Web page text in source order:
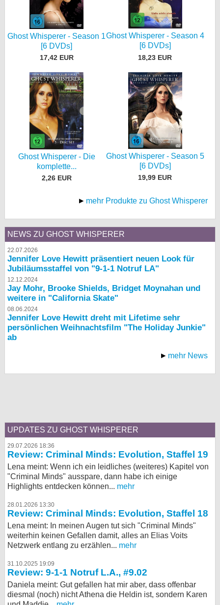
Ghost Whisperer - Season 1
[6 DVDs]
17,42 EUR
Ghost Whisperer - Season 4
[6 DVDs]
18,23 EUR
Ghost Whisperer - Die
komplette...
2,26 EUR
Ghost Whisperer - Season 5
[6 DVDs]
19,99 EUR
mehr Produkte zu Ghost Whisperer
NEWS ZU GHOST WHISPERER
22.07.2026
Jennifer Love Hewitt präsentiert neuen Look für
Jubiläumsstaffel von "9-1-1 Notruf LA"
12.12.2024
Jay Mohr, Brooke Shields, Bridget Moynahan und
weitere in "California Skate"
08.06.2024
Jennifer Love Hewitt dreht mit Lifetime sehr
persönlichen Weihnachtsfilm "The Holiday Junkie"
ab
mehr News
UPDATES ZU GHOST WHISPERER
29.07.2026 18:36
Review: Criminal Minds: Evolution, Staffel 19
Lena meint: Wenn ich ein leidliches (weiteres) Kapitel von
"Criminal Minds" ausspare, dann habe ich einige
Highlights entdecken können... mehr
28.01.2026 13:30
Review: Criminal Minds: Evolution, Staffel 18
Lena meint: In meinen Augen tut sich "Criminal Minds"
weiterhin keinen Gefallen damit, alles an Elias Voits
Netzwerk entlang zu erzählen... mehr
31.10.2025 19:09
Review: 9-1-1 Notruf L.A., #9.02
Daniela meint: Gut gefallen hat mir aber, dass offenbar
diesmal (noch) nicht Athena die Heldin ist, sondern Karen
Cookie-Einstellungen
Impressum
Desktop-Ansicht